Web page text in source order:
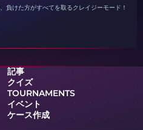
負けた方がすべてを取るクレイジーモード！
記事
クイズ
TOURNAMENTS
イベント
ケース作成